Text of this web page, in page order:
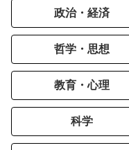
政治・経済
哲学・思想
教育・心理
科学